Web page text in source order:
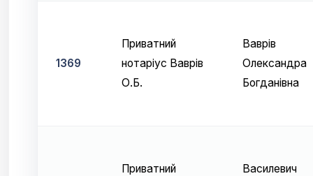
1369
Приватний
нотаріус Ваврів
О.Б.
Ваврів
Олександра
Богданівна
Приватний
Василевич